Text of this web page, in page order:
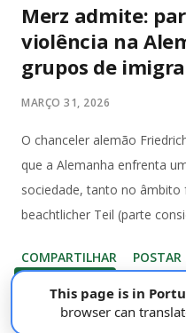
Merz admite:
violência na
grupos de
MARÇO 31, 2026
O chanceler alemão
que a Alemanha enfrenta
sociedade, tanto no âmbito
beachtlicher Teil (parte
origem faz parte de uma
relativizar o problema geral
com dados da Polizeiliche
COMPARTILHAR
This page is in
browser can